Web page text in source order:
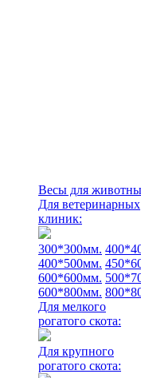
Весы для
Для ветеринарных
клиник:
300*300мм.
400*500мм.
600*600мм.
600*800мм.
Для мелкого
рогатого скота:
Для крупного
рогатого скота: